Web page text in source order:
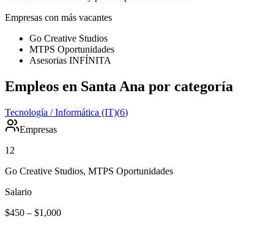
Empresas con más vacantes
Go Creative Studios
MTPS Oportunidades
Asesorias INFÍNITA
Empleos en Santa Ana por categoría
Tecnología / Informática (IT)(6)
Empresas
12
Go Creative Studios, MTPS Oportunidades
Salario
$450 – $1,000